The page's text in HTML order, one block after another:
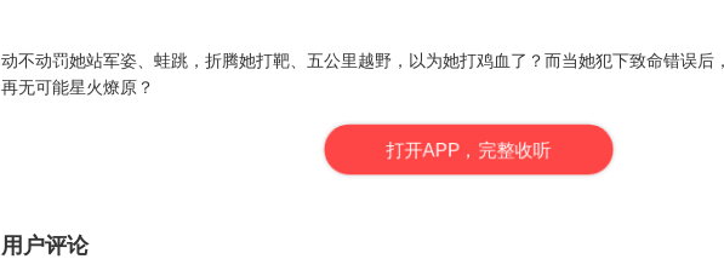
动不动罚她站军姿、蛙跳，折腾她打靶、五公里越野，以为她打鸡血了？而当她犯下致命错误后
再无可能星火燎原？
打开APP，完整收听
用户评论